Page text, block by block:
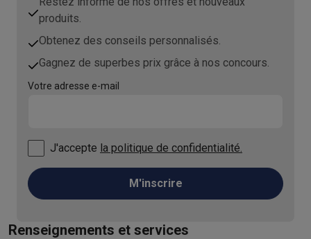
produits.
Obtenez des conseils personnalisés.
Gagnez de superbes prix grâce à nos concours.
Votre adresse e-mail
J'accepte la politique de confidentialité.
M'inscrire
Renseignements et services